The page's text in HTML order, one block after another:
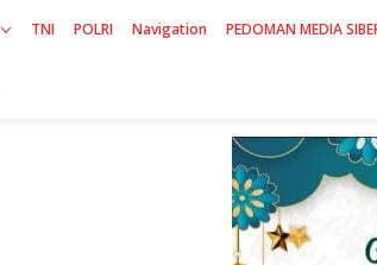
TNI POLRI Navigation PEDOMAN MEDIA